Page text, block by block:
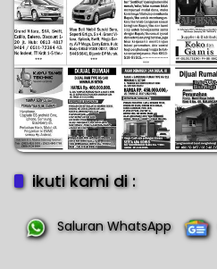
ikuti kami di :
Saluran WhatsApp